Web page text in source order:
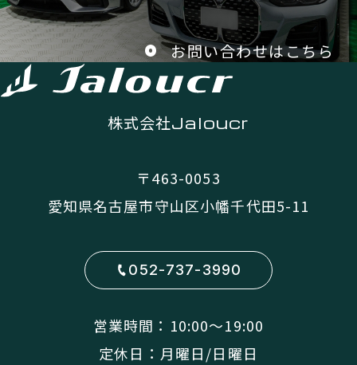
お問い合わせはこちら
株式会社Jaloucr
〒463-0053
愛知県名古屋市守山区小幡千代田5-11
052-737-3990
営業時間：10:00〜19:00
定休日：月曜日/日曜日